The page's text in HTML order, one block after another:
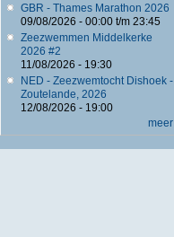
GBR - Thames Marathon 2026
09/08/2026 - 00:00t/m 23:45
Zeezwemmen Middelkerke
2026 #2
11/08/2026 - 19:30
NED - Zeezwemtocht Dishoek -
Zoutelande, 2026
12/08/2026 - 19:00
meer